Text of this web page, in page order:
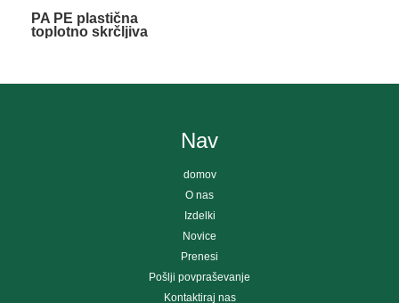
PA PE plastična
toplotno skrčljiva
Nav
domov
O nas
Izdelki
Novice
Prenesi
Pošlji povpraševanje
Kontaktiraj nas